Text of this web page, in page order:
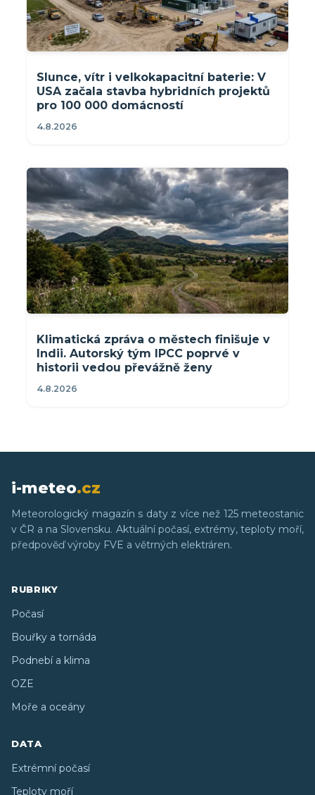
Slunce, vítr i velkokapacitní baterie: V
USA začala stavba hybridních projektů
pro 100 000 domácností
4.8.2026
Klimatická zpráva o městech finišuje v
Indii. Autorský tým IPCC poprvé v
historii vedou převážně ženy
4.8.2026
i-meteo.cz
Meteorologický magazín s daty z více než 125 meteostanic
v ČR a na Slovensku. Aktuální počasí, extrémy, teploty moří,
předpověď výroby FVE a větrných elektráren.
RUBRIKY
Počasí
Bouřky a tornáda
Podnebí a klima
OZE
Moře a oceány
DATA
Extrémní počasí
Teploty moří